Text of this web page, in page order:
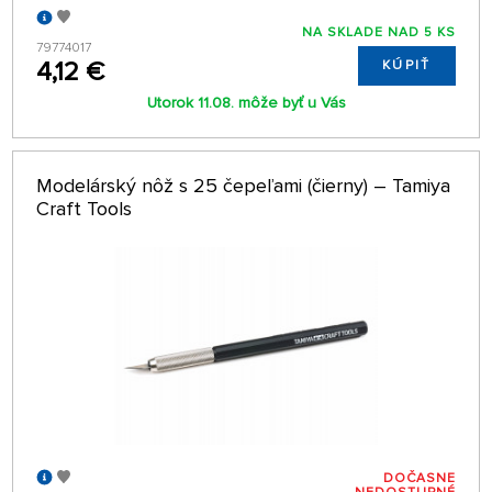
79774017
4,12 €
NA SKLADE NAD 5 KS
KÚPIŤ
Utorok 11.08. môže byť u Vás
Modelárský nôž s 25 čepeľami (čierny) – Tamiya
Craft Tools
DOČASNE